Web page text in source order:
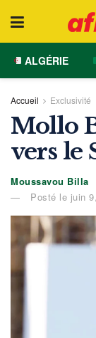
ALGÉRIE
Accueil Exclusivité
Mollo
vers le
Moussavou Billa
Posté le juin